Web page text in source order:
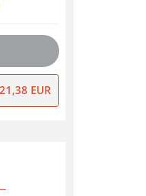
21,38 EUR